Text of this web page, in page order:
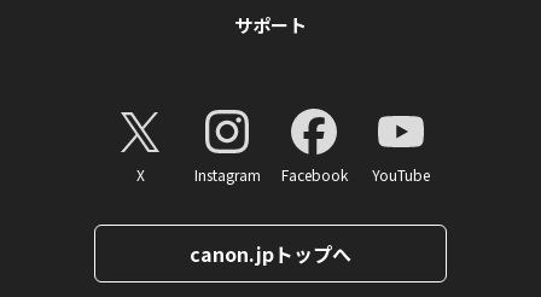
サポート
X Instagram Facebook YouTube
canon.jpトップへ